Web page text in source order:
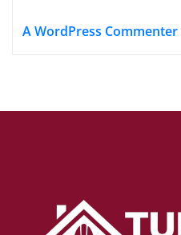
A WordPress Commenter